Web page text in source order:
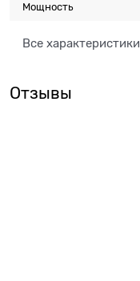
Мощность
Все характеристики
Отзывы